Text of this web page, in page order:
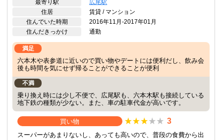
最寄り駅
広尾駅
住居
賃貸 / マンション
住んでいた時期
2016年11月-2017年01月
住んだきっかけ
通勤
満足
六本木や表参道に近いので買い物やデートには便利だし、飲み会
後も時間を気にせず帰ることができることが便利
不満
乗り換え時には少し不便で、広尾駅も、六本木駅も接続している
地下鉄の種類が少ない。また、車の駐車代金が高いです。
買い物 3
スーパーがあまりないし、あっても高いので、普段の食費から出